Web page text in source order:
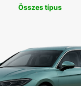
Összes típus